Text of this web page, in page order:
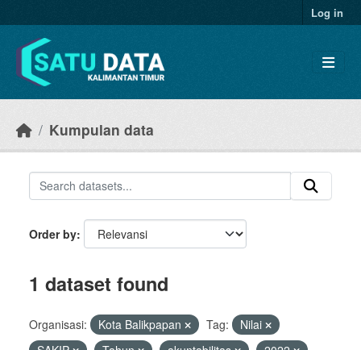
Log in
Kumpulan data
Order by
1 dataset found
Organisasi: Kota Balikpapan Tag:
Nilai